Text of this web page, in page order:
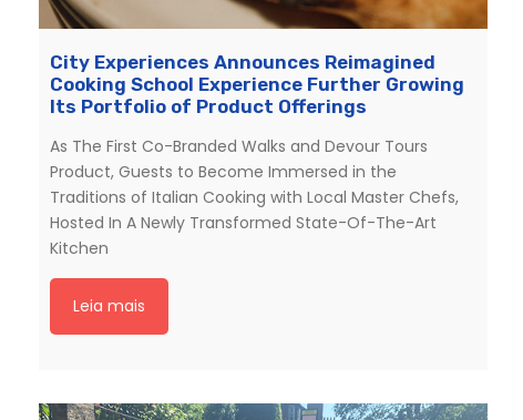
City Experiences Announces Reimagined
Cooking School Experience Further Growing
Its Portfolio of Product Offerings
As The First Co-Branded Walks and Devour Tours
Product, Guests to Become Immersed in the
Traditions of Italian Cooking with Local Master Chefs,
Hosted In A Newly Transformed State-Of-The-Art
Kitchen
Leia mais